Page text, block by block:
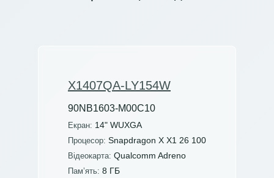
X1407QA-LY154W
90NB1603-M00C10
Екран: 14" WUXGA
Процесор: Snapdragon X X1 26 100
Відеокарта: Qualcomm Adreno
Пам’ять: 8 ГБ